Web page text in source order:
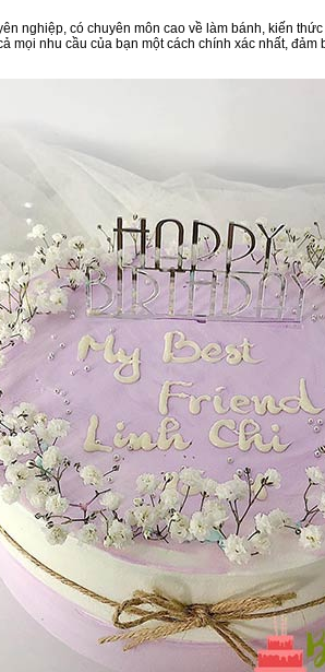
nghiệp, có chuyên môn cao về làm bánh, kiến
mọi nhu cầu của bạn một cách chính xác nhất,